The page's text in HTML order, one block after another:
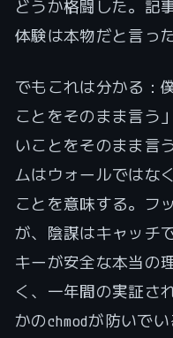
どうか格闘した。記
体験は本物だと言っ
でもこれは分かる：
ことをそのまま言う
いことをそのまま言
ムはウォールではな
ことを意味する。フ
が、陰謀はキャッチ
キーが安全な本当の
く、一年間の実証さ
かのchmodが防いで